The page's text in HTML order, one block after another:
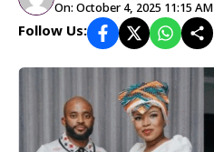
On: October 4, 2025 11:15 AM
Follow Us: